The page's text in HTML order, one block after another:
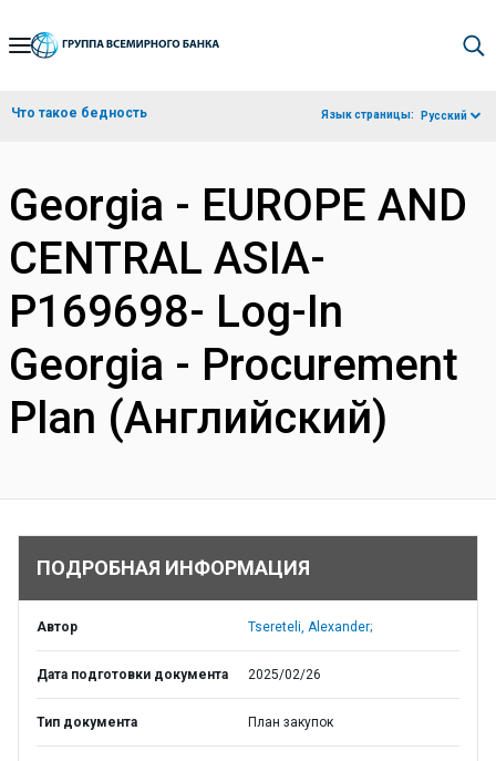
Skip
Navigation
Что такое бедность Язык страницы: Русский
Georgia - EUROPE AND
CENTRAL ASIA-
P169698- Log-In
Georgia - Procurement
Plan (Английский)
ПОДРОБНАЯ ИНФОРМАЦИЯ
Автор Tsereteli, Alexander;
Дата подготовки документа 2025/02/26
Тип документа План закупок